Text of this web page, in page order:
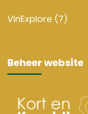
VinExplore (7)
Beheer website